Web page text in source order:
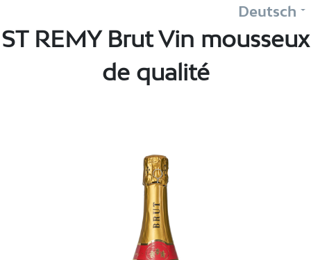
Deutsch
ST REMY Brut Vin mousseux
de qualité